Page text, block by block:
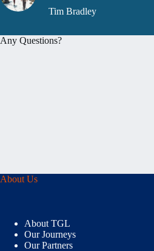
Tim Bradley
Any Questions?
About Us
About TGL
Our Journeys
Our Partners